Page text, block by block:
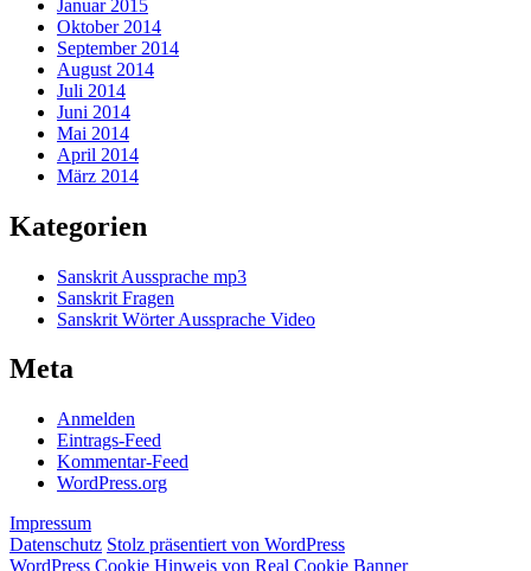
Januar 2015
Oktober 2014
September 2014
August 2014
Juli 2014
Juni 2014
Mai 2014
April 2014
März 2014
Kategorien
Sanskrit Aussprache mp3
Sanskrit Fragen
Sanskrit Wörter Aussprache Video
Meta
Anmelden
Eintrags-Feed
Kommentar-Feed
WordPress.org
Impressum
Datenschutz Stolz präsentiert von WordPress
WordPress Cookie Hinweis von Real Cookie Banner